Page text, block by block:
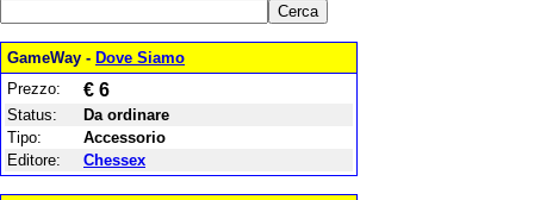
GameWay - Dove Siamo
Prezzo:
€ 6
Status:
Da ordinare
Tipo:
Accessorio
Editore:
Chessex